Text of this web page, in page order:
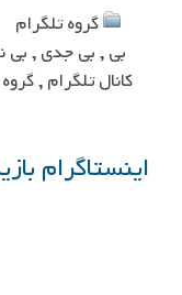
گروه تلگرام
بی,بی جدی,بی
کانال تلگرام,گروه
اینستاگرام